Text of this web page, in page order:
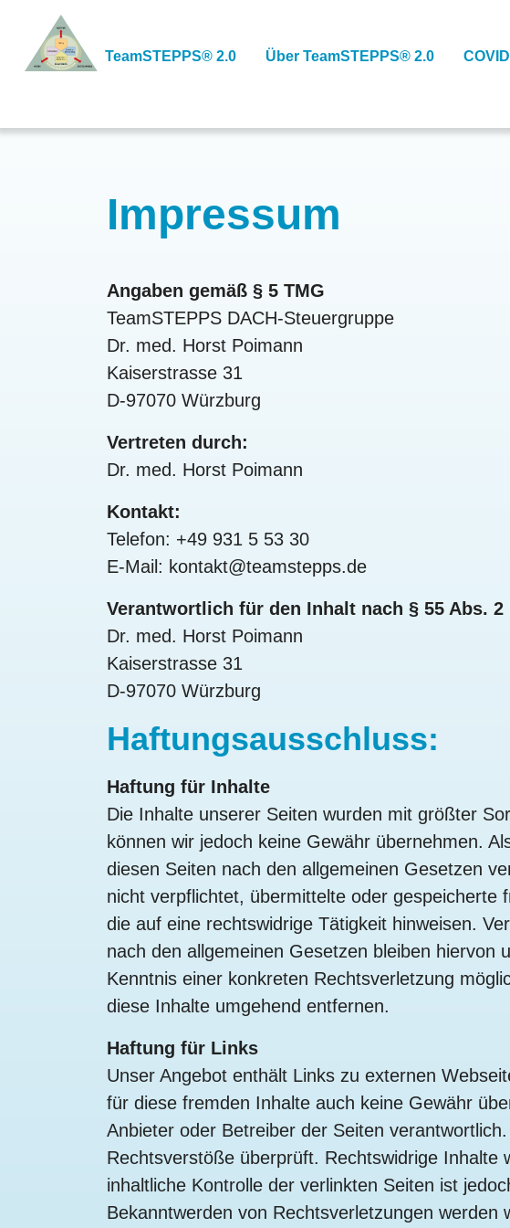
content
TeamSTEPPS® 2.0 Über TeamSTEPPS® 2.0
Impressum
Angaben gemäß § 5 TMG
TeamSTEPPS DACH-Steuergruppe
Dr. med. Horst Poimann
Kaiserstrasse 31
D-97070 Würzburg
Vertreten durch:
Dr. med. Horst Poimann
Kontakt:
Telefon: +49 931 5 53 30
E-Mail: kontakt@teamstepps.de
Verantwortlich für den Inhalt nach § 55 Abs. 2
Dr. med. Horst Poimann
Kaiserstrasse 31
D-97070 Würzburg
Haftungsausschluss:
Haftung für Inhalte
Die Inhalte unserer Seiten wurden mit größter
können wir jedoch keine Gewähr übernehmen.
diesen Seiten nach den allgemeinen Gesetzen
nicht verpflichtet, übermittelte oder
die auf eine rechtswidrige Tätigkeit hinweisen.
nach den allgemeinen Gesetzen bleiben
Kenntnis einer konkreten Rechtsverletzung
diese Inhalte umgehend entfernen.
Haftung für Links
Unser Angebot enthält Links zu externen
für diese fremden Inhalte auch keine Gewähr
Anbieter oder Betreiber der Seiten
Rechtsverstöße überprüft. Rechtswidrige
inhaltliche Kontrolle der verlinkten Seiten ist
Bekanntwerden von Rechtsverletzungen